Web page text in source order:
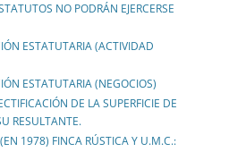
NO PODRÁN EJERCERSE
ESTATUTARIA (ACTIVIDAD
ESTATUTARIA (NEGOCIOS)
DE LA SUPERFICIE DE
RESULTANTE.
1978) FINCA RÚSTICA Y U.M.C.: